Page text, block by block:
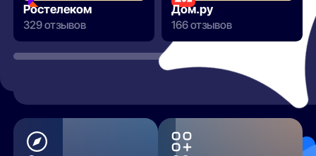
Ростелеком
329 отзывов
Дом.ру
166 отзывов